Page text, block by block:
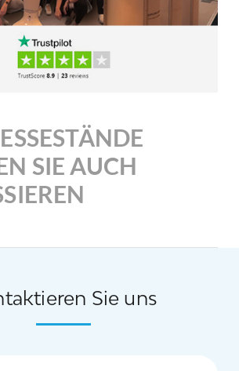
SIE AUCH
Sie uns